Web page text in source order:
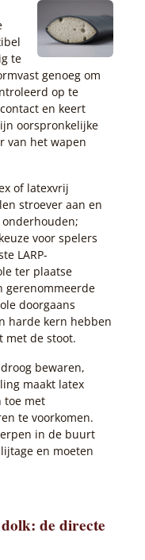
te
genoeg om
op te
en keert
oorspronkelijke
van het wapen
of latexvrij
stroever aan en
voor spelers
LARP-
ter plaatse
gerenommeerde
doorgaans
harde kern hebben
met de stoot.
bewaren,
maakt latex
toe met
te voorkomen.
in de buurt
en moeten
de directe